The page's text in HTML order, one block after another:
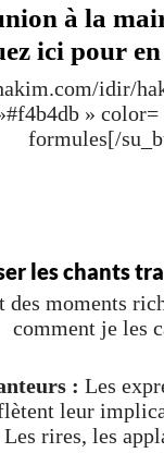
à la
ici pour
idir/
» color=
formules[/
les chants
moments
comment je les
: Les
leur
Les rires, les